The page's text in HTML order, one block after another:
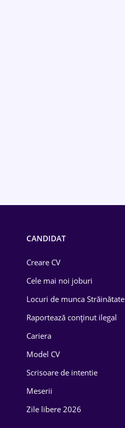
CANDIDAT
Creare CV
Cele mai noi joburi
Locuri de munca Străinătate
Raportează conținut ilegal
Cariera
Model CV
Scrisoare de intentie
Meserii
Zile libere 2026